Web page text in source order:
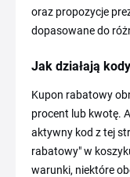
oraz propozycje
dopasowane do
Jak działają
Kupon rabatowy
procent lub kwotę.
aktywny kod z tej
rabatowy" w
warunki, niektóre